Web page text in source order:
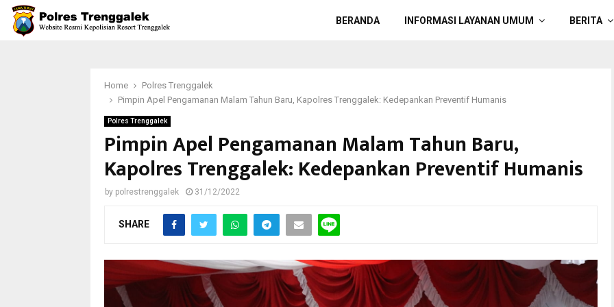
BERANDA INFORMASI LAYANAN UMUM BERITA
Home
Polres Trenggalek
Pimpin Apel Pengamanan Malam Tahun Baru, Kapolres Trenggalek: Kedepankan Preventif Humanis
Polres Trenggalek
Pimpin Apel Pengamanan Malam Tahun Baru,
Kapolres Trenggalek: Kedepankan Preventif Humanis
by polrestrenggalek 31/12/2022
SHARE